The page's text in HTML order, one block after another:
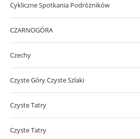
Cykliczne Spotkania Podróżników
CZARNOGÓRA
Czechy
Czyste Góry Czyste Szlaki
Czyste Tatry
Czyste Tatry